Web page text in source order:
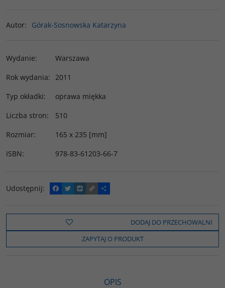
Autor: Górak-Sosnowska Katarzyna
Wydanie:
Warszawa
Rok wydania: 2011
Typ okładki:
oprawa miękka
Liczba stron:
510
Rozmiar:
165 x 235 [mm]
ISBN: 978-83-61203-66-7
Udostępnij:
F
a
e
o
k
T
w
t
t
e
W
y
o
C
o
y
i
n
k
P
o
z
e
l
s
DODAJ DO PRZECHOWALNI
ZAPYTAJ O PRODUKT
OPIS